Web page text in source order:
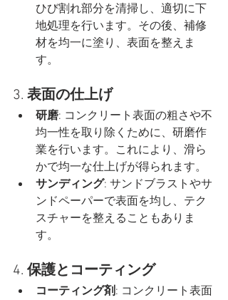
ひび割れ部分を清掃し、適切に下
地処理を行います。その後、補修
材を均一に塗り、表面を整えま
す。
3. 表面の仕上げ
研磨: コンクリート表面の粗さや不
均一性を取り除くために、研磨作
業を行います。これにより、滑ら
かで均一な仕上げが得られます。
サンディング: サンドブラストやサ
ンドペーパーで表面を均し、テク
スチャーを整えることもありま
す。
4. 保護とコーティング
コーティング剤: コンクリート表面